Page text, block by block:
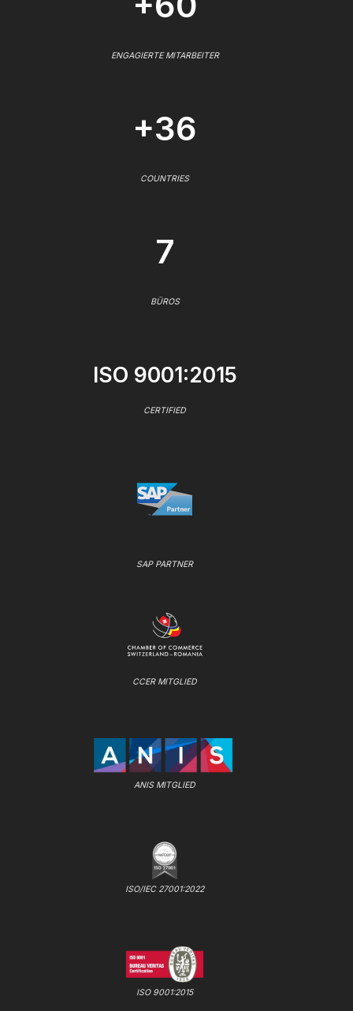
ENGAGIERTE MITARBEITER
+36
COUNTRIES
7
BÜROS
ISO 9001:2015
CERTIFIED
SAP PARTNER
CCER MITGLIED
ANIS MITGLIED
ISO/IEC 27001:2022
ISO 9001:2015